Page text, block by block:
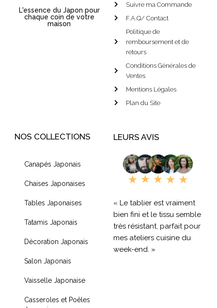
L'essence du Japon pour
chaque coin de votre
maison
Suivre ma Commande
F.A.Q/ Contact
Politique de
remboursement et de
retours
Conditions Générales de
Ventes
Mentions Légales
Plan du Site
NOS COLLECTIONS
Canapés Japonais
Chaises Japonaises
Tables Japonaises
Tatamis Japonais
Décoration Japonais
Salon Japonais
Vaisselle Japonaise
Casseroles et Poêles
LEURS AVIS
« Le tablier est vraiment
bien fini et le tissu semble
très résistant, parfait pour
mes ateliers cuisine du
week-end. »